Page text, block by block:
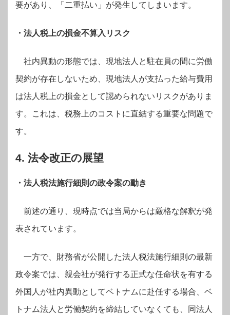
要があり、「二重払い」が発生してしまいます。
・法人税上の損金不算入リスク
社内異動の形態では、現地法人と駐在員の間に労働
契約が存在しないため、現地法人が支払った給与費用
は法人税上の損金として認められないリスクがありま
す。これは、税務上のコストに直結する重要な問題で
す。
4. 法令改正の展望
・法人税法施行細則の政令案の動き
前述の通り、現時点では当局からは厳格な解釈が発
表されています。
一方で、財務省が公開した法人税法施行細則の最新
政令案では、親会社が発行する正式な任命状を有する
外国人が社内異動としてベトナムに赴任する場合、ベ
トナム法人と労働契約を締結していなくても、同法人